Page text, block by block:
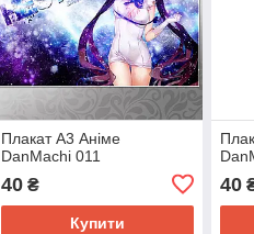
Плакат А3 Аніме
DanMachi 011
40₴
Купити
40